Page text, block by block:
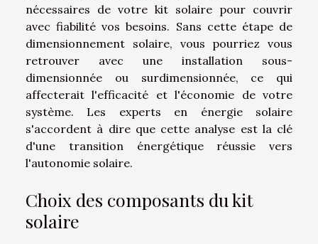
nécessaires de votre kit solaire pour couvrir
avec fiabilité vos besoins. Sans cette étape de
dimensionnement solaire, vous pourriez vous
retrouver avec une installation sous-
dimensionnée ou surdimensionnée, ce qui
affecterait l'efficacité et l'économie de votre
système. Les experts en énergie solaire
s'accordent à dire que cette analyse est la clé
d'une transition énergétique réussie vers
l'autonomie solaire.
Choix des composants du kit
solaire